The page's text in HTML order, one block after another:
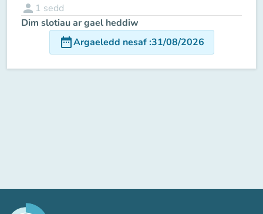
person 1 sedd
Dim slotiau ar gael heddiw
date_rangeArgaeledd nesaf:31/08/2026